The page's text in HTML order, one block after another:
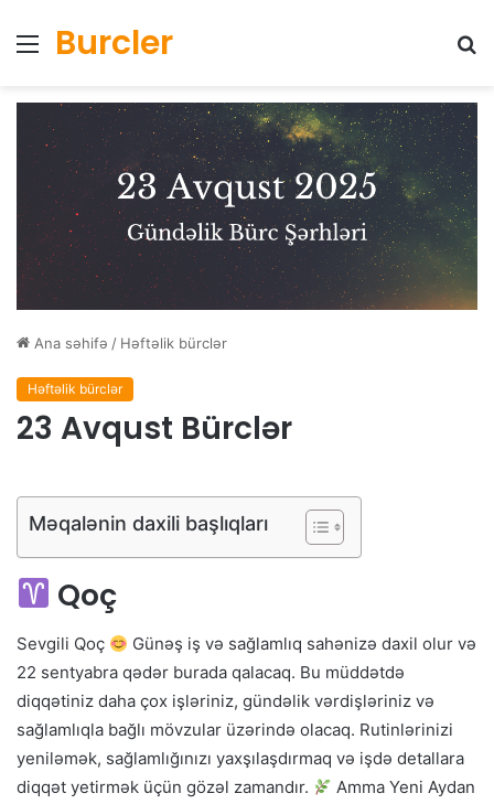
Menyu
Burcler
Ana səhifə / Həftəlik bürclər
Həftəlik bürclər
23 Avqust Bürclər
Məqalənin daxili başlıqları
Qoç
Sevgili Qoç
Günəş iş və sağlamlıq sahənizə daxil olur və
22 sentyabra qədər burada qalacaq. Bu müddətdə
diqqətiniz daha çox işləriniz, gündəlik vərdişləriniz və
sağlamlıqla bağlı mövzular üzərində olacaq. Rutinlərinizi
yeniləmək, sağlamlığınızı yaxşılaşdırmaq və işdə detallara
diqqət yetirmək üçün gözəl zamandır.
Amma Yeni Aydan